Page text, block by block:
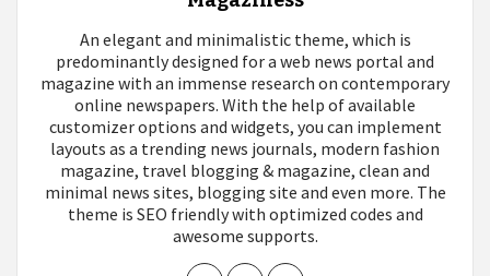
An elegant and minimalistic theme, which is
predominantly designed for a web news portal and
magazine with an immense research on contemporary
online newspapers. With the help of available
customizer options and widgets, you can implement
layouts as a trending news journals, modern fashion
magazine, travel blogging & magazine, clean and
minimal news sites, blogging site and even more. The
theme is SEO friendly with optimized codes and
awesome supports.